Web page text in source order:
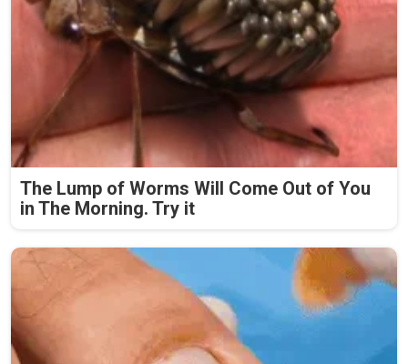
The Lump of Worms Will Come Out of You
in The Morning. Try it